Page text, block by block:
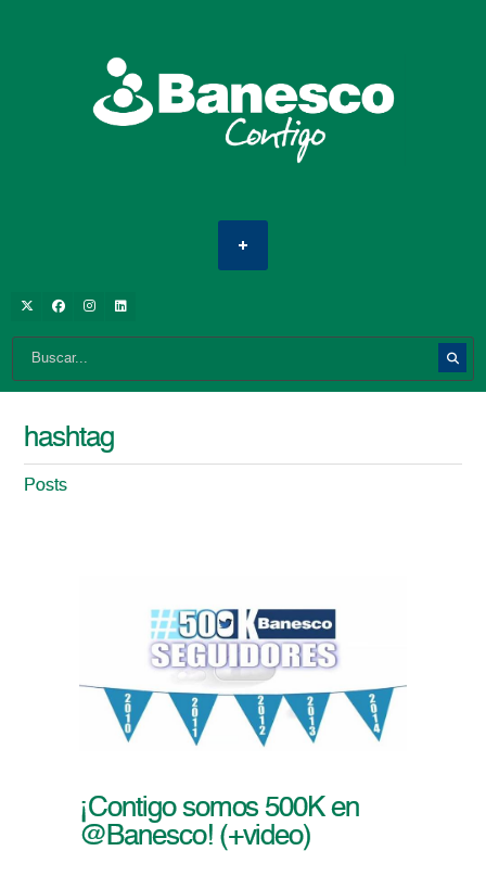
hashtag
Posts
¡Contigo somos 500K en
@Banesco! (+video)